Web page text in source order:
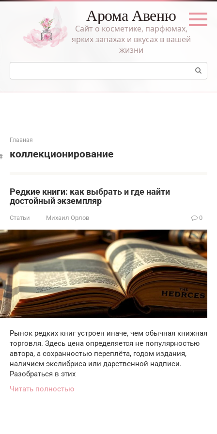
Перейти
Арома Авеню
Сайт о косметике, парфюмах,
ярких запахах и вкусах в вашей
жизни
Поиск:
Главная
коллекционирование
Редкие книги: как выбрать и где найти
достойный экземпляр
Статьи Михаил Орлов 0
Рынок редких книг устроен иначе, чем обычная книжная
торговля. Здесь цена определяется не популярностью
автора, а сохранностью переплёта, годом издания,
наличием экслибриса или дарственной надписи.
Разобраться в этих
Читать полностью